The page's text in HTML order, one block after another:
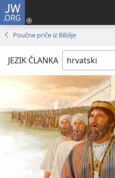
JW.ORG
Poučne priče iz Biblije
JEZIK ČLANKA